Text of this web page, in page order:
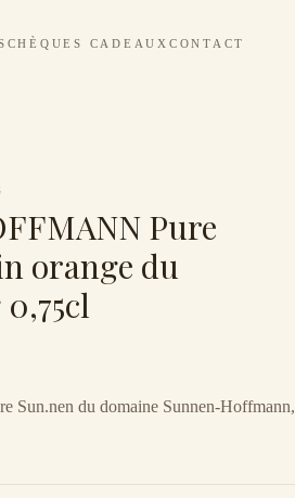
CHÈQUES CADEAUX CONTACT
Pure
orange du
Sun.nen du domaine Sunnen-Hoffmann,